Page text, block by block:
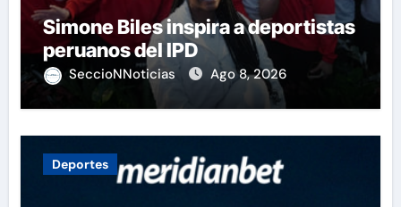
Simone Biles inspira a deportistas
peruanos del IPD
SeccioNNoticias Ago 8, 2026
Deportes